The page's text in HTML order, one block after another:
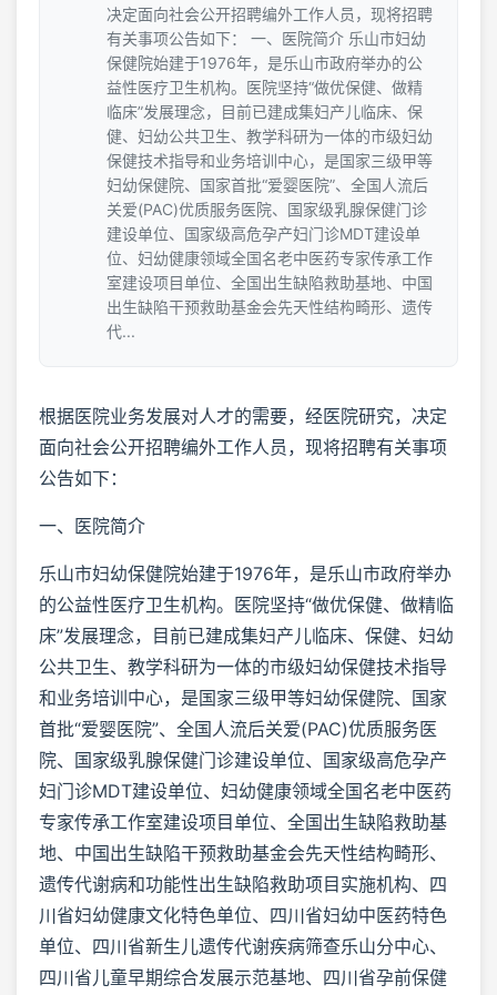
决定面向社会公开招聘编外工作人员，现将招聘
有关事项公告如下： 一、医院简介 乐山市妇幼
保健院始建于1976年，是乐山市政府举办的公
益性医疗卫生机构。医院坚持“做优保健、做精
临床”发展理念，目前已建成集妇产儿临床、保
健、妇幼公共卫生、教学科研为一体的市级妇幼
保健技术指导和业务培训中心，是国家三级甲等
妇幼保健院、国家首批“爱婴医院”、全国人流后
关爱(PAC)优质服务医院、国家级乳腺保健门诊
建设单位、国家级高危孕产妇门诊MDT建设单
位、妇幼健康领域全国名老中医药专家传承工作
室建设项目单位、全国出生缺陷救助基地、中国
出生缺陷干预救助基金会先天性结构畸形、遗传
代...
根据医院业务发展对人才的需要，经医院研究，决定
面向社会公开招聘编外工作人员，现将招聘有关事项
公告如下：
一、医院简介
乐山市妇幼保健院始建于1976年，是乐山市政府举办
的公益性医疗卫生机构。医院坚持“做优保健、做精临
床”发展理念，目前已建成集妇产儿临床、保健、妇幼
公共卫生、教学科研为一体的市级妇幼保健技术指导
和业务培训中心，是国家三级甲等妇幼保健院、国家
首批“爱婴医院”、全国人流后关爱(PAC)优质服务医
院、国家级乳腺保健门诊建设单位、国家级高危孕产
妇门诊MDT建设单位、妇幼健康领域全国名老中医药
专家传承工作室建设项目单位、全国出生缺陷救助基
地、中国出生缺陷干预救助基金会先天性结构畸形、
遗传代谢病和功能性出生缺陷救助项目实施机构、四
川省妇幼健康文化特色单位、四川省妇幼中医药特色
单位、四川省新生儿遗传代谢疾病筛查乐山分中心、
四川省儿童早期综合发展示范基地、四川省孕前保健